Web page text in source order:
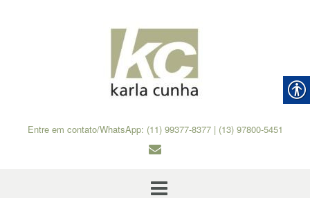
Entre em contato/WhatsApp: (11) 99377-8377 | (13) 97800-5451